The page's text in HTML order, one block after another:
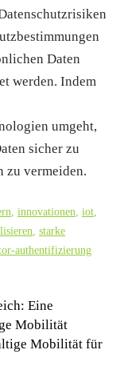
Daten
werden. Indem
umgeht,
sicher zu
zu vermeiden.
innovationen iot
starke
authentifizierung
Eine
Mobilität
Mobilität für